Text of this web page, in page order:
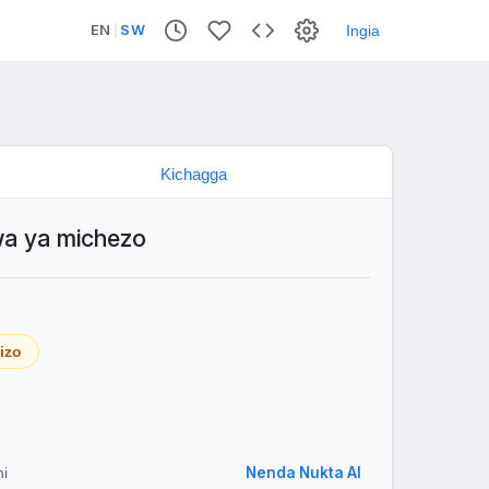
EN SW Ingia
ya michezo
Nenda Nukta AI